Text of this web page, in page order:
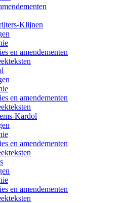
Klijnen
en amendementen
en amendementen
Kardol
en amendementen
en amendementen